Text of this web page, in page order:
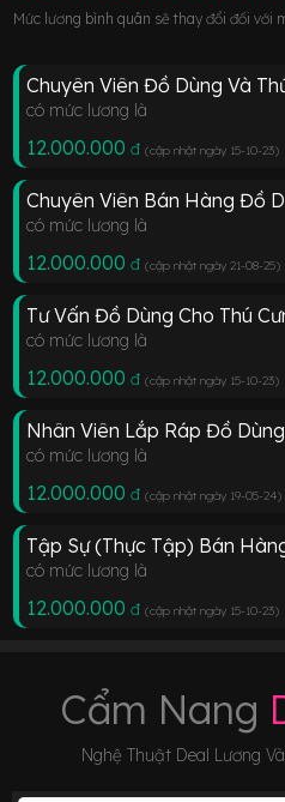
Mức lương bình quân sẽ thay đổi đối với
Chuyên Viên Đồ Dùng Và
có mức lương là
12.000.000 đ (cập nhật ngày 15-10-23)
Chuyên Viên Bán Hàng Đồ
có mức lương là
12.000.000 đ (cập nhật ngày 21-08-25)
Tư Vấn Đồ Dùng Cho Thú
có mức lương là
12.000.000 đ (cập nhật ngày 15-10-23)
Nhân Viên Lắp Ráp Đồ
có mức lương là
12.000.000 đ (cập nhật ngày 19-05-24)
Tập Sự (Thực Tập) Bán
có mức lương là
12.000.000 đ (cập nhật ngày 15-10-23)
Cẩm Nang
Nghệ Thuật Deal Lương